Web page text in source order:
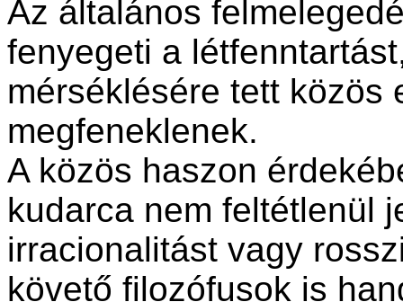
Az általános
fenyegeti a
mérséklésére tett közös
megfeneklenek.
A közös haszon
kudarca nem feltétlenül
irracionalitást vagy
követő filozófusok is